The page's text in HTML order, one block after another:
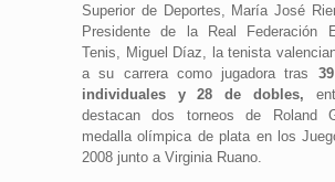
Superior de Deportes, María José
Presidente de la Real Federación
Tenis, Miguel Díaz, la tenista
a su carrera como jugadora tras
individuales y 28 de dobles,
destacan dos torneos de Roland
medalla olímpica de plata en los
2008 junto a Virginia Ruano.